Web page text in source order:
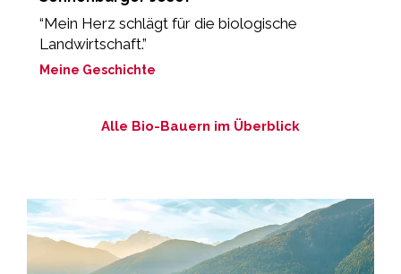
“Mein Herz schlägt für die biologische
Landwirtschaft.”
Meine Geschichte
Alle Bio-Bauern im Überblick